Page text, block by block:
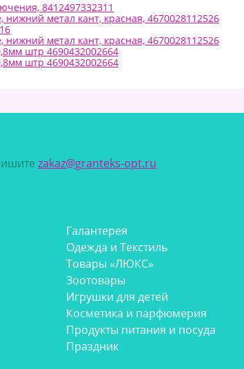
8412497332311
метал кант, красная, 4670028112526
метал кант, красная, 4670028112526
штр 4690432002664
штр 4690432002664
zakaz@granteks-opt.ru
Галантерея
Одежда и Текстиль
Товары «ЛЮКС»
Зоотовары
Игрушки для детей
Косметика и парфюмерия
Продукты питания и посуда
Праздник